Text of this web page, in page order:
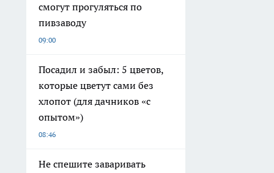
смогут прогуляться по
пивзаводу
09:00
Посадил и забыл: 5 цветов,
которые цветут сами без
хлопот (для дачников «с
опытом»)
08:46
Не спешите заваривать